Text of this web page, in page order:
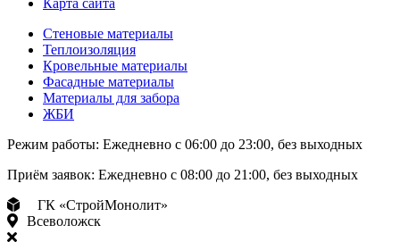
Стеновые материалы
Теплоизоляция
Кровельные материалы
Фасадные материалы
Материалы для забора
ЖБИ
Режим работы: Ежедневно с 06:00 до 23:00, без выходных
Приём заявок: Ежедневно с 08:00 до 21:00, без выходных
ГК «СтройМонолит»
Всеволожск